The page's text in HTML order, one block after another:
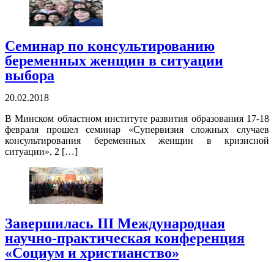
Семинар по консультированию
беременных женщин в ситуации
выбора
20.02.2018
В Минском областном институте развития образования 17-18
февраля прошел семинар «Супервизия сложных случаев
консультирования беременных женщин в кризисной
ситуации», 2 […]
Завершилась III Международная
научно-практическая конференция
«Социум и христианство»